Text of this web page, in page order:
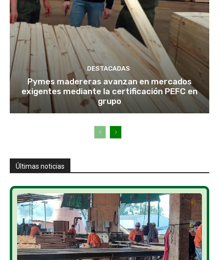
DESTACADAS
Pymes madereras avanzan en mercados
exigentes mediante la certificación PEFC en
grupo
Últimas noticias